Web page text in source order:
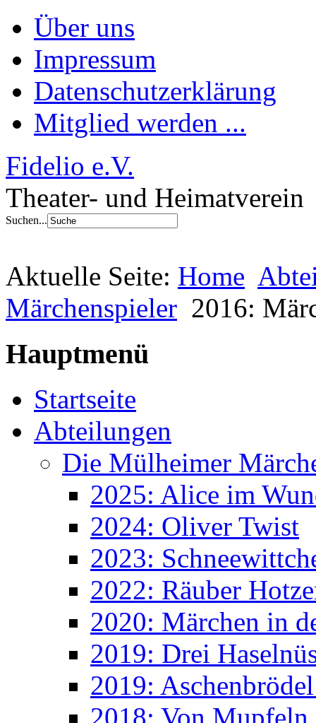
Über uns
Impressum
Datenschutzerklärung
Mitglied werden ...
Fidelio e.V.
Theater- und Heimatverein
Suchen...
Aktuelle Seite: Home
Märchenspieler 2016:
Hauptmenü
Startseite
Abteilungen
Die Mülheimer
2025: Alice im
2024: Oliver Twist
2023:
2022: Räuber
2020: Märchen in
2019: Drei
2019: